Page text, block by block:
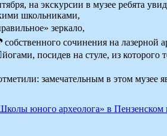
на экскурсии в музее ребята
школьниками,
зеркало,
собственного сочинения на лазерной
йогами, посидев на стуле, из которого
замечательным в этом музее
юного археолога» в Пензенском